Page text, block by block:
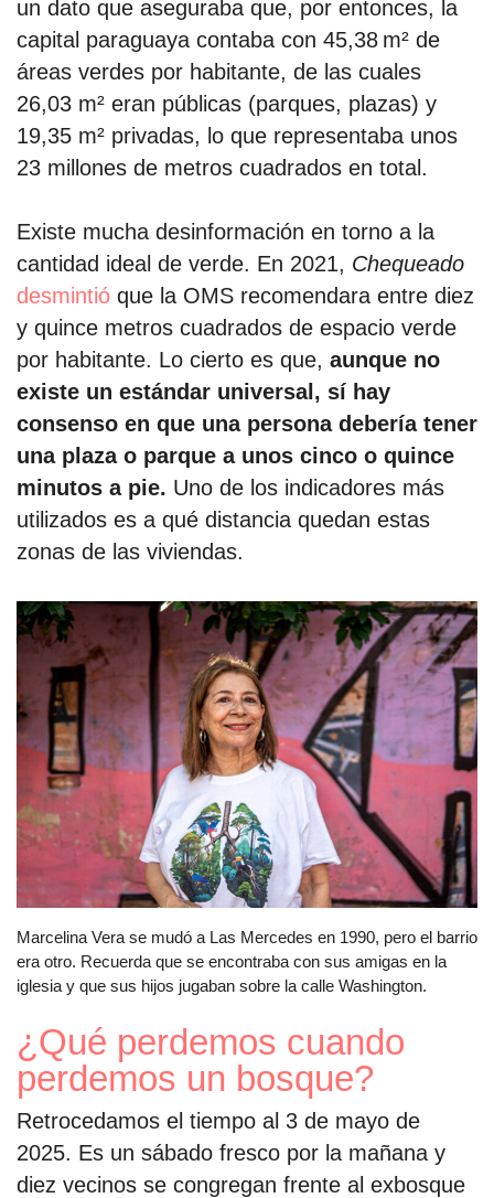
un dato que aseguraba que, por entonces, la
capital paraguaya contaba con 45,38 m² de
áreas verdes por habitante, de las cuales
26,03 m² eran públicas (parques, plazas) y
19,35 m² privadas, lo que representaba unos
23 millones de metros cuadrados en total.
Existe mucha desinformación en torno a la
cantidad ideal de verde. En 2021, Chequeado
desmintió que la OMS recomendara entre diez
y quince metros cuadrados de espacio verde
por habitante. Lo cierto es que, aunque no
existe un estándar universal, sí hay
consenso en que una persona debería tener
una plaza o parque a unos cinco o quince
minutos a pie. Uno de los indicadores más
utilizados es a qué distancia quedan estas
zonas de las viviendas.
Marcelina Vera se mudó a Las Mercedes en 1990, pero el barrio
era otro. Recuerda que se encontraba con sus amigas en la
iglesia y que sus hijos jugaban sobre la calle Washington.
¿Qué perdemos cuando
perdemos un bosque?
Retrocedamos el tiempo al 3 de mayo de
2025. Es un sábado fresco por la mañana y
diez vecinos se congregan frente al exbosque